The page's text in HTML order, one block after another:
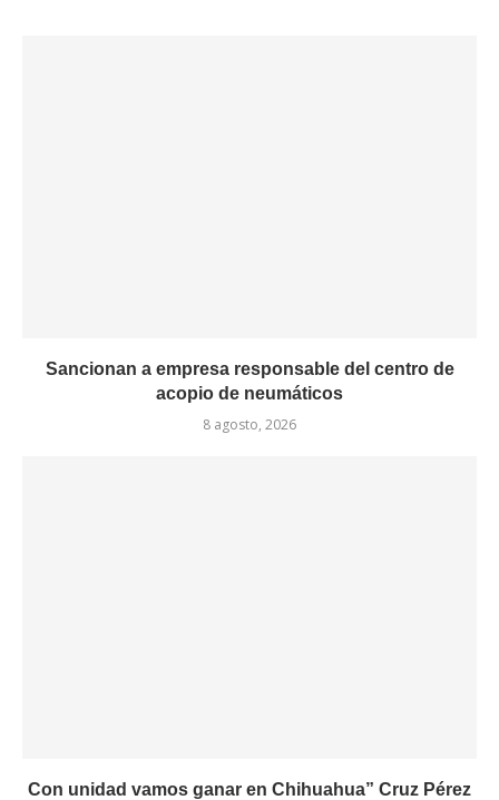
Sancionan a empresa responsable del centro de
acopio de neumáticos
8 agosto, 2026
Con unidad vamos ganar en Chihuahua” Cruz Pérez